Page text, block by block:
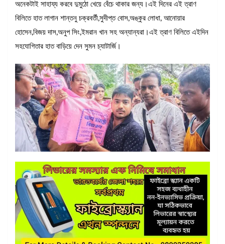
অনেকটাই সাহায্য করবে দুমুঠো খেয়ে বেঁচে থাকার জন্য।এই দিনের এই ত্রাণ
বিলিতে হাত লাগান শান্তনু চক্রবর্তী,সুদীপ্ত বোস,অঙ্কুর লোধা, আনোয়ার
হোসেন,বিজয় দাস,অনুপ সিং,ইমরান খান সহ অন্যান্যরা।এই ত্রাণ বিলিতে এইদিন
সহযোগিতার হাত বাড়িয়ে দেন সুমন চ্যাটার্জি।